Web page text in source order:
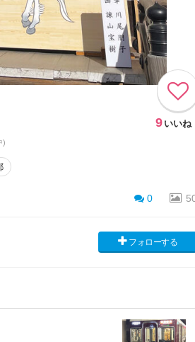
9 いいね
)
0
フォローする